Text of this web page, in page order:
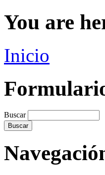
You are
Inicio
Buscar